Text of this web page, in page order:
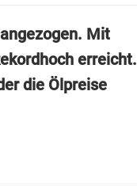
Mit
erreicht.
die Ölpreise